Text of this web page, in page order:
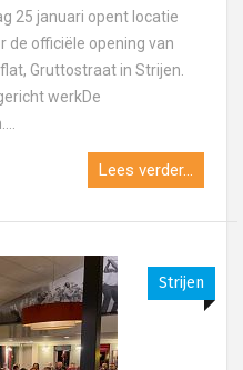
25 januari opent locatie
de officiële opening van
Gruttostraat in Strijen.
werkDe
Lees verder...
Strijen